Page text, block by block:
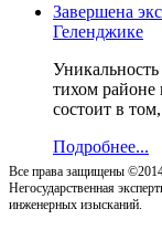
Завершена
Геленджике
тихом районе
состоит в
Подробнее...
Все права защищены ©2014
Негосударственная
инженерных изысканий.